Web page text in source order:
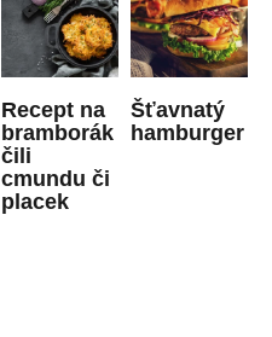
Recept na
bramborák
čili
cmundu či
placek
Šťavnatý
hamburger